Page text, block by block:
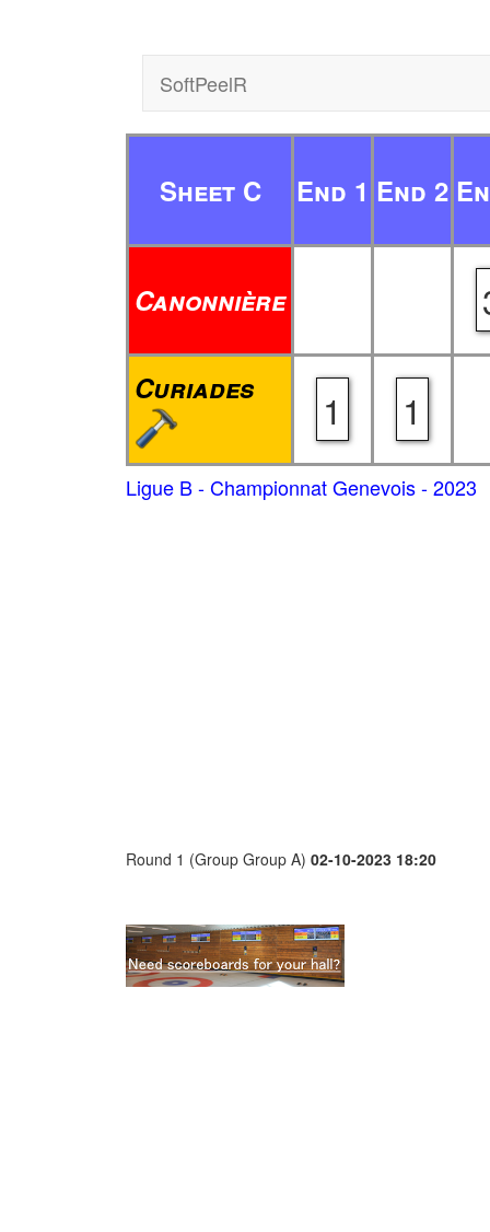
SoftPeelR
Sheet C End 1 End 2
Canonnière
Curiades 1 1
Ligue B - Championnat Genevois - 2023
Round 1 (Group Group A) 02-10-2023 18:20